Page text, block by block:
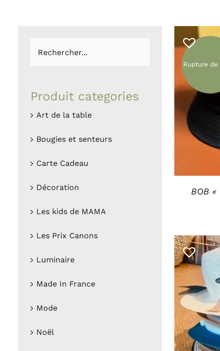
Guirlandes
Luminaires
Bougies
Déco murales
Peluches
Livres
Produit categories
Art de la table
Bougies et senteurs
Carte Cadeau
Décoration
Les kids de MAMA
Les Prix Canons
Luminaire
Made In France
Mode
Noël
Rupture de
BOB
CHOIX